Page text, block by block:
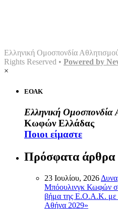
Ελληνική Ομοσπονδία
Rights Reserved • Powered by
×
ΕΟΑΚ
Ελληνική Ομοσπονδία
Κωφών Ελλάδας
Ποιοι είμαστε
Πρόσφατα άρθρα
23 Ιουλίου, 2026
Μπόουλινγκ Κωφών
βήμα της Ε.Ο.Α.Κ. με
Αθήνα 2029»